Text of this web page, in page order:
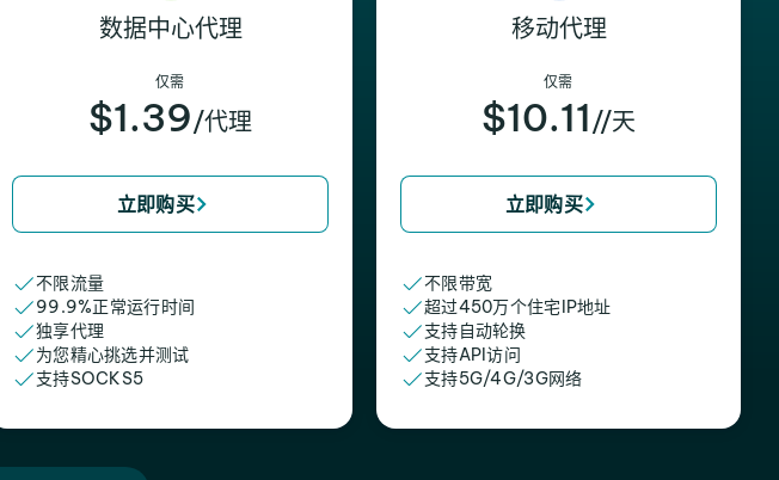
数据中心代理
仅需
$1.39/代理
立即购买
不限流量
99.9%正常运行时间
独享代理
为您精心挑选并测试
支持SOCKS5
移动代理
仅需
$10.11 //天
立即购买
不限带宽
超过450万个住宅IP地址
支持自动轮换
支持API访问
支持5G/4G/3G网络